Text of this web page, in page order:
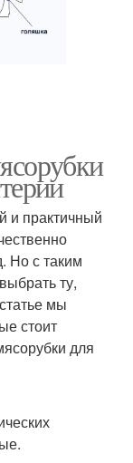
и практичный
Но с таким
ту,
мы
стоит
для